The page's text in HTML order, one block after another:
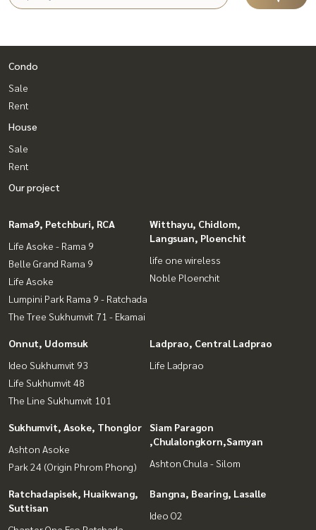
Condo
Sale
Rent
House
Sale
Rent
Our project
Rama9, Petchburi, RCA
Life Asoke - Rama 9
Belle Grand Rama 9
Life Asoke
Lumpini Park Rama 9 - Ratchada
The Tree Sukhumvit 71 - Ekamai
Witthayu, Chidlom,
Langsuan, Ploenchit
life one wireless
Noble Ploenchit
Onnut, Udomsuk
Ideo Sukhumvit 93
Life Sukhumvit 48
The Line Sukhumvit 101
Ladprao, Central Ladprao
Life Ladprao
Sukhumvit, Asoke, Thonglor
Ashton Asoke
Park 24 (Origin Phrom Phong)
Siam Paragon
,Chulalongkorn,Samyan
Ashton Chula - Silom
Ratchadapisek, Huaikwang,
Suttisan
Bangna, Bearing, Lasalle
Ideo O2